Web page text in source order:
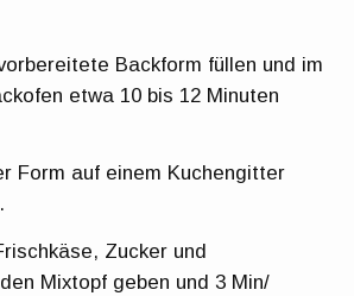
Backform füllen und im
etwa 10 bis 12 Minuten
Form auf einem Kuchengitter
Zucker und
Mixtopf geben und 3 Min/